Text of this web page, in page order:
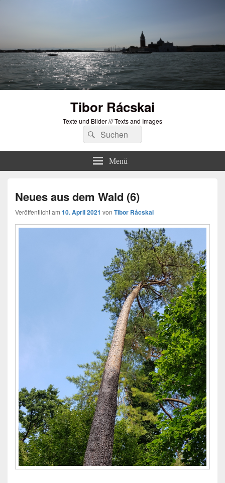
Tibor Rácskai
Texte und Bilder /// Texts and Images
Suchen
nach:
Suchen
Menü
Neues aus dem Wald (6)
Veröffentlicht am 10. April 2021 von Tibor Rácskai